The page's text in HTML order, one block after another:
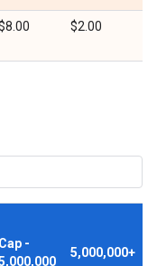
$2.00
Cap -
5,000,000+